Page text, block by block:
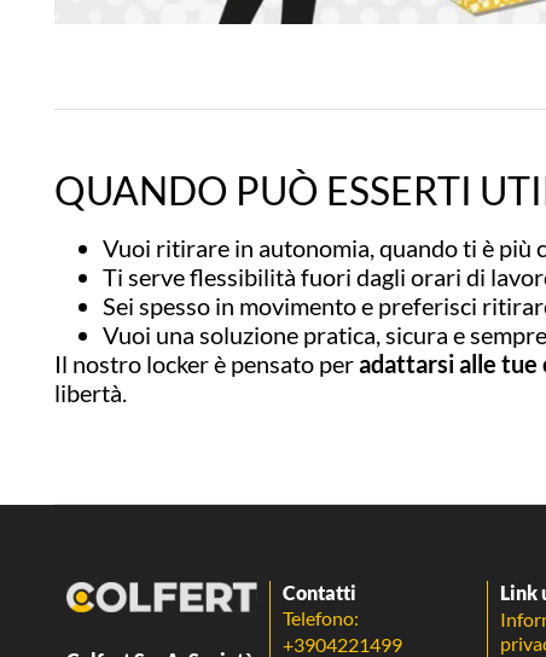
QUANDO PUÒ ESSERTI
Vuoi ritirare in autonomia, quando ti è più
Ti serve flessibilità fuori dagli orari di
Sei spesso in movimento e preferisci
Vuoi una soluzione pratica, sicura e
Il nostro locker è pensato peradattarsi alle tue
libertà.
Contatti
Telefono:
+3904221499
Link